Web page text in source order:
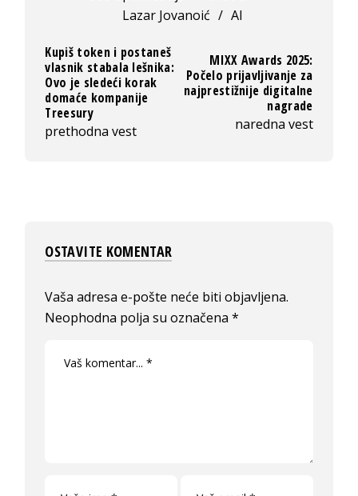
Lazar Jovanoić / AI
Kupiš token i postaneš
vlasnik stabala lešnika:
Ovo je sledeći korak
domaće kompanije
Treesury
prethodna vest
MIXX Awards 2025:
Počelo prijavljivanje za
najprestižnije digitalne
nagrade
naredna vest
OSTAVITE KOMENTAR
Vaša adresa e-pošte neće biti objavljena.
Neophodna polja su označena*